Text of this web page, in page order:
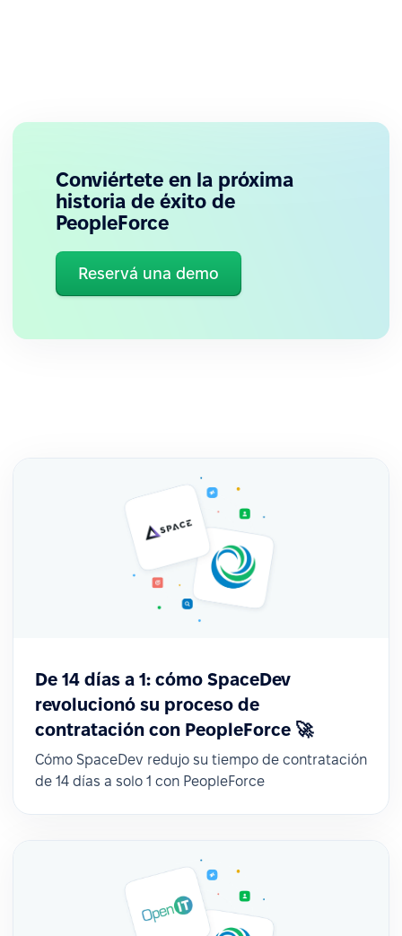
Conviértete en la próxima
historia de éxito de
PeopleForce
Reservá una demo
De 14 días a 1: cómo SpaceDev
revolucionó su proceso de
contratación con PeopleForce 🚀
Cómo SpaceDev redujo su tiempo de contratación
de 14 días a solo 1 con PeopleForce